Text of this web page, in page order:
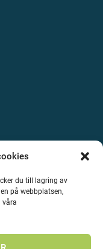
du till lagring av
på webbplatsen,
våra
reserverade